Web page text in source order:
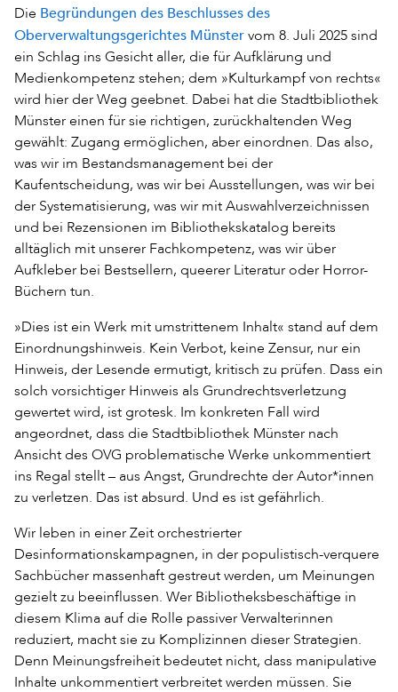
Die Begründungen des Beschlusses des
Oberverwaltungsgerichtes Münster vom 8. Juli 2025 sind
ein Schlag ins Gesicht aller, die für Aufklärung und
Medienkompetenz stehen; dem »Kulturkampf von rechts«
wird hier der Weg geebnet. Dabei hat die Stadtbibliothek
Münster einen für sie richtigen, zurückhaltenden Weg
gewählt: Zugang ermöglichen, aber einordnen. Das also,
was wir im Bestandsmanagement bei der
Kaufentscheidung, was wir bei Ausstellungen, was wir bei
der Systematisierung, was wir mit Auswahlverzeichnissen
und bei Rezensionen im Bibliothekskatalog bereits
alltäglich mit unserer Fachkompetenz, was wir über
Aufkleber bei Bestsellern, queerer Literatur oder Horror-
Büchern tun.
»Dies ist ein Werk mit umstrittenem Inhalt« stand auf dem
Einordnungshinweis. Kein Verbot, keine Zensur, nur ein
Hinweis, der Lesende ermutigt, kritisch zu prüfen. Dass ein
solch vorsichtiger Hinweis als Grundrechtsverletzung
gewertet wird, ist grotesk. Im konkreten Fall wird
angeordnet, dass die Stadtbibliothek Münster nach
Ansicht des OVG problematische Werke unkommentiert
ins Regal stellt – aus Angst, Grundrechte der Autor*innen
zu verletzen. Das ist absurd. Und es ist gefährlich.
Wir leben in einer Zeit orchestrierter
Desinformationskampagnen, in der populistisch-verquere
Sachbücher massenhaft gestreut werden, um Meinungen
gezielt zu beeinflussen. Wer Bibliotheksbeschäftige in
diesem Klima auf die Rolle passiver Verwalterinnen
reduziert, macht sie zu Komplizinnen dieser Strategien.
Denn Meinungsfreiheit bedeutet nicht, dass manipulative
Inhalte unkommentiert verbreitet werden müssen. Sie